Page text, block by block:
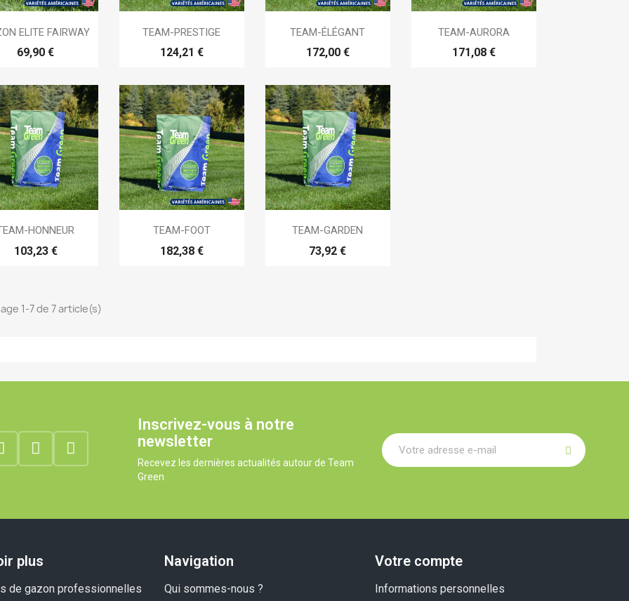
Aperçu rapide
ELITE FAIRWAY
69,90 €
Aperçu rapide
TEAM-PRESTIGE
124,21 €
Aperçu rapide
TEAM-ÉLÉGANT
172,00 €
Aperçu rapide
TEAM-AURORA
171,08 €
Aperçu rapide
HONNEUR
103,23 €
Aperçu rapide
TEAM-FOOT
182,38 €
Aperçu rapide
TEAM-GARDEN
73,92 €
1-7 de 7 article(s)
Inscrivez-vous à notre
newsletter
Recevez les dernières actualités autour de Team
Green
plus
de gazon professionnelles
Navigation
Qui sommes-nous ?
Votre compte
Informations personnelles